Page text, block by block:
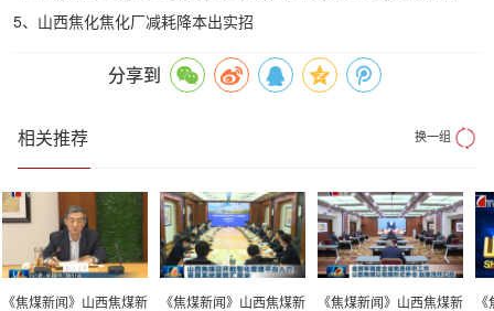
分享到
5、山西焦化焦化厂减耗降本出实招
相关推荐 换一组
《焦煤新闻》山西焦煤新 《焦煤新闻》山西焦煤新 《焦煤新闻》山西焦煤新